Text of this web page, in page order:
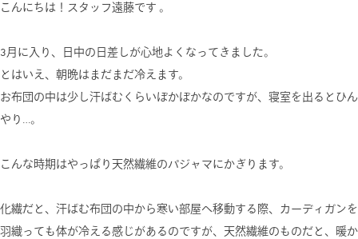
こんにちは！スタッフ遠藤です 。
3月に入り、日中の日差しが心地よくなってきました。
とはいえ、朝晩はまだまだ冷えます。
お布団の中は少し汗ばむくらいぽかぽかなのですが、寝室を出るとひん
やり…。
こんな時期はやっぱり天然繊維のパジャマにかぎります。
化繊だと、汗ばむ布団の中から寒い部屋へ移動する際、カーディガンを
羽織っても体が冷える感じがあるのですが、天然繊維のものだと、暖か